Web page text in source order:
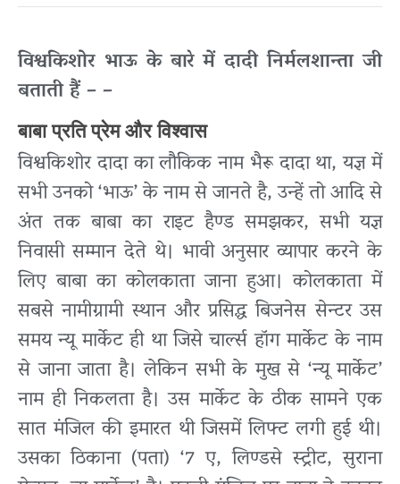
विश्वकिशोर भाऊ के बारे में दादी निर्मलशान्ता जी
बताती हैं – –
बाबा प्रति प्रेम और विश्वास
विश्वकिशोर दादा का लौकिक नाम भैरू दादा था, यज्ञ में
सभी उनको ‘भाऊ’ के नाम से जानते है, उन्हें तो आदि से
अंत तक बाबा का राइट हैण्ड समझकर, सभी यज्ञ
निवासी सम्मान देते थे। भावी अनुसार व्यापार करने के
लिए बाबा का कोलकाता जाना हुआ। कोलकाता में
सबसे नामीग्रामी स्थान और प्रसिद्ध बिजनेस सेन्टर उस
समय न्यू मार्केट ही था जिसे चार्ल्स हॉग मार्केट के नाम
से जाना जाता है। लेकिन सभी के मुख से ‘न्यू मार्केट’
नाम ही निकलता है। उस मार्केट के ठीक सामने एक
सात मंजिल की इमारत थी जिसमें लिफ्ट लगी हुई थी।
उसका ठिकाना (पता) ‘7 ए, लिण्डसे स्ट्रीट, सुराना